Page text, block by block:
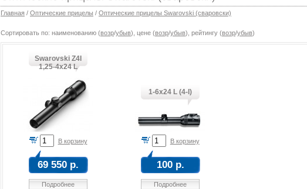
89 000 р. 79 900 р. 395 000 р.
Главная / Оптические прицелы / Оптические прицелы Swarovski (сваровски)
Сортировать по: наименованию (возр/убыв), цене (возр/убыв), рейтингу (возр/убыв)
Swarovski Z4I
1,25-4х24 L
В корзину
69 550 р.
Подробнее
1-6x24 L (4-I)
В корзину
100 р.
Подробнее